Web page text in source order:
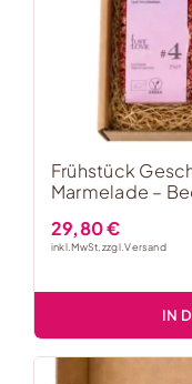
Frühstück
Marmelade –
29,80€
inkl. MwSt, zzgl.Versand
IN